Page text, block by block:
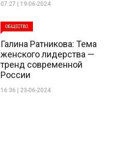
07:27 | 19-06-2024
ОБЩЕСТВО
Галина Ратникова: Тема
женского лидерства —
тренд современной
России
16:36 | 23-06-2024